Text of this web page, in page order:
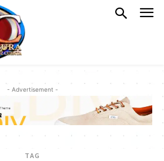
- Advertisement -
TAG